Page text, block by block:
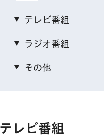
テレビ番組
ラジオ番組
その他
テレビ番組